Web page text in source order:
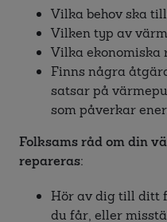
Vilka behov ska
Vilken typ av
Vilka ekonomiska
Finns några
satsar på
som påverkar
Folksams råd om din
repareras:
Hör av dig till ditt
du får, eller